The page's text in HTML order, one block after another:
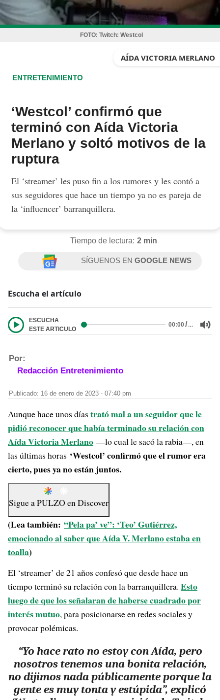
FOTO: Twitch: Westcol
AÍDA VICTORIA MERLANO
ENTRETENIMIENTO
‘Westcol’ confirmó que
terminó con Aída Victoria
Merlano y soltó motivos de la
ruptura
El ‘streamer’ les puso fin a los rumores y les contó a
sus seguidores que hace un tiempo ya no es pareja de
la ‘influencer’ barranquillera.
Tiempo de lectura: 2 min
SÍGUENOS ENGOOGLE NEWS
Escucha el artículo
ESCUCHA
ESTE ARTICULO
00:00/…
Por:
Redacción Entretenimiento
Publicado: 16 de enero de 2023 - 07:40 pm
Aunque hace unos días trató mal a un seguidor que le
pidió reconocer que había terminado su relación con
Aída Victoria Merlano —lo cual le sacó la rabia—, en
las últimas horas ‘Westcol’ confirmó que el rumor era
cierto, pues ya no están juntos.
Sigue aPULZO enDiscover
(Lea también: “Pela pa’ ve”: ‘Teo’ Gutiérrez,
emocionado al saber que Aída V. Merlano estaba en
toalla)
El ‘streamer’ de 21 años confesó que desde hace un
tiempo terminó su relación con la barranquillera. Esto
luego de que los señalaran de haberse cuadrado por
interés mutuo, para posicionarse en redes sociales y
provocar polémicas.
“Yo hace rato no estoy con Aída, pero
nosotros tenemos una bonita relación,
no dijimos nada públicamente porque la
gente es muy tonta y estúpida”, explicó